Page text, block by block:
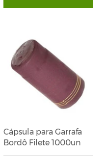
Cápsula para Garrafa
Bordô Filete 1000un